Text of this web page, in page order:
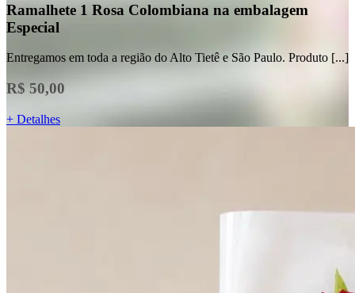
Ramalhete 1 Rosa Colombiana na embalagem
Especial
Entregamos em toda a região do Alto Tietê e São Paulo. Produto [...]
R$ 50,00
+ Detalhes